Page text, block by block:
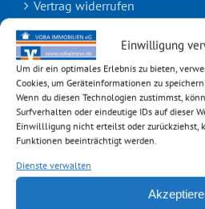
Einwilligung
Um dir ein optimales Erlebnis zu bieten,
Cookies, um Geräteinformationen zu
Wenn du diesen Technologien zustimmst,
Surfverhalten oder eindeutige IDs auf dieser
Einwillligung nicht erteilst oder zurückziehst,
Funktionen beeinträchtigt werden.
Dienste verwalten
Vertrag widerrufen
Cookie-Richtlinie (EU)
UNSERE TEAMS